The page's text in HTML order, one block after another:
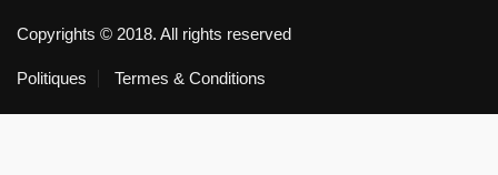
Copyrights © 2018. All rights reserved
Politiques Termes & Conditions